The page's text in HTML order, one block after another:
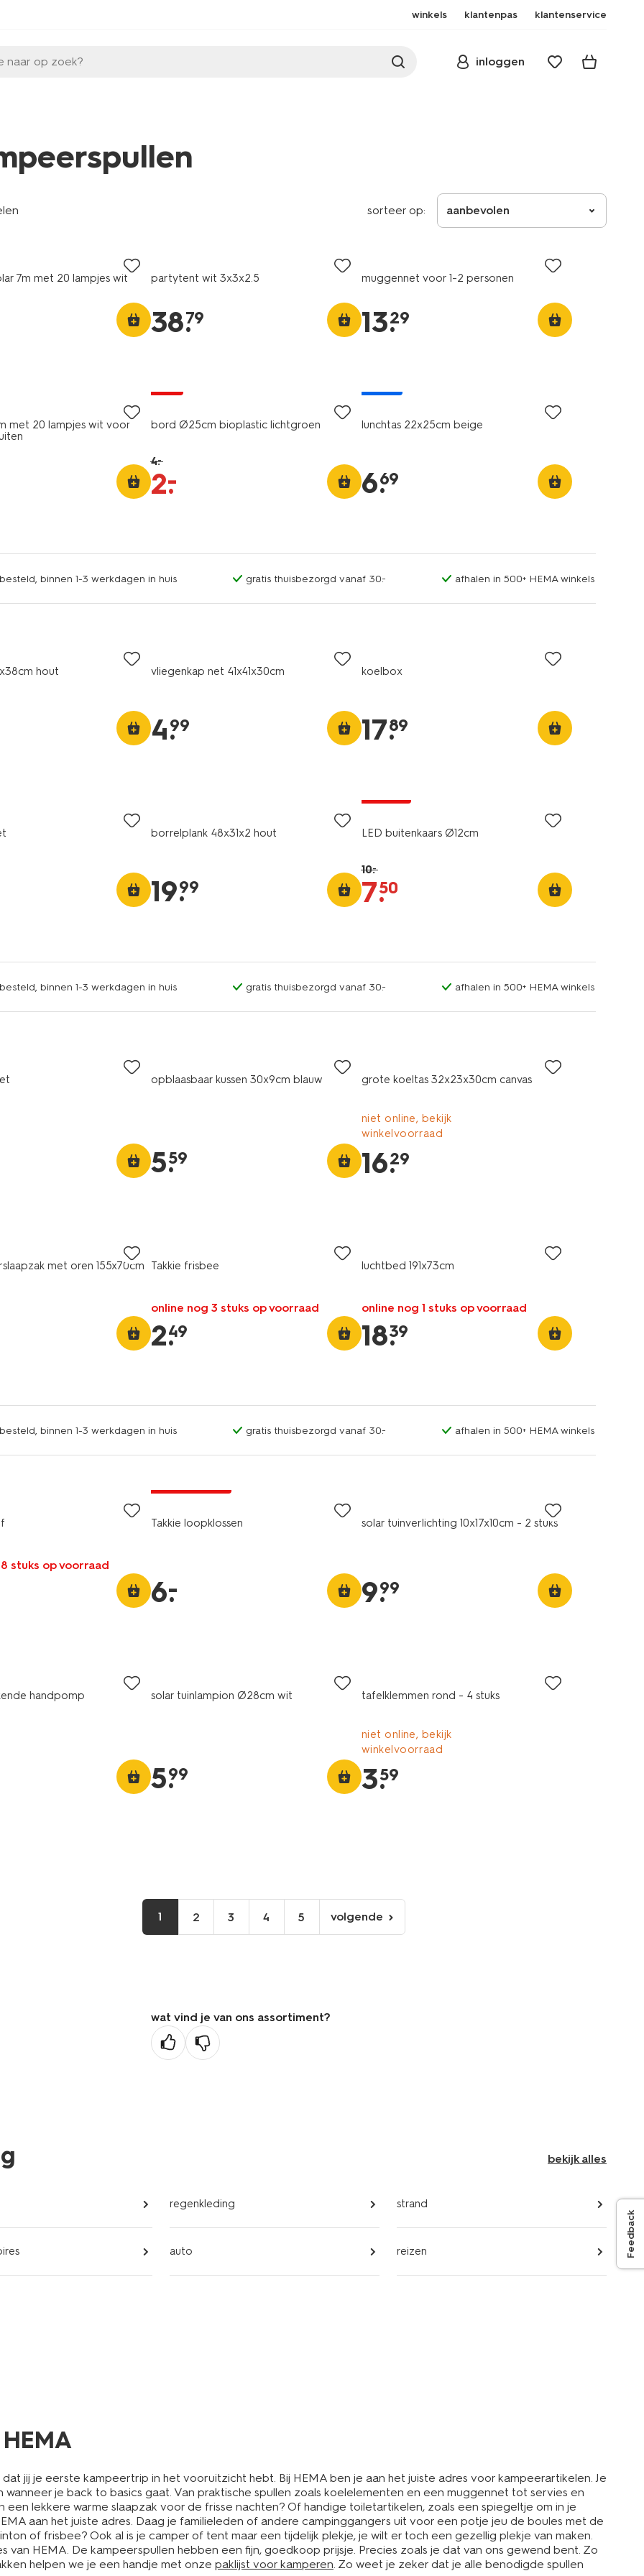
winkels klantenpas klantenservice
naar op zoek? inloggen
sorteer op: aanbevolen
7m met 20 lampjes wit
partytent wit 3x3x2.5
38.
79
muggennet voor 1-2 personen
13.
29
met 20 lampjes wit voor
bord Ø25cm bioplastic lichtgroen
4.–
2.
–
lunchtas 22x25cm beige
6.
69
binnen 1-3 werkdagen in huis gratis thuisbezorgd vanaf 30.- afhalen in 500+ HEMA winkels
hout vliegenkap net 41x41x30cm
4.
99
koelbox
17.
89
borrelplank 48x31x2 hout
19.
99
LED buitenkaars Ø12cm
10.–
7.
50
binnen 1-3 werkdagen in huis gratis thuisbezorgd vanaf 30.- afhalen in 500+ HEMA winkels
opblaasbaar kussen 30x9cm blauw
5.
59
grote koeltas 32x23x30cm canvas
niet online, bekijk
winkelvoorraad
16.
29
met oren 155x70cm Takkie frisbee
online nog 3 stuks op voorraad
2.
49
luchtbed 191x73cm
online nog 1 stuks op voorraad
18.
39
binnen 1-3 werkdagen in huis gratis thuisbezorgd vanaf 30.- afhalen in 500+ HEMA winkels
stuks op voorraad
Takkie loopklossen
6.
–
solar tuinverlichting 10x17x10cm - 2 stuks
9.
99
handpomp solar tuinlampion Ø28cm wit
5.
99
tafelklemmen rond - 4 stuks
niet online, bekijk
winkelvoorraad
3.
59
1 2 3 4 5
volgende
pagina
volgende
wat vind je van ons assortiment?
Feedback
bekijk alles
regenkleding strand
auto reizen
jij je eerste kampeertrip in het vooruitzicht hebt. Bij HEMA ben je aan het juiste adres voor kampeerartikelen. Je
je back to basics gaat. Van praktische spullen zoals koelelementen en een muggennet tot servies en
lekkere warme slaapzak voor de frisse nachten? Of handige toiletartikelen, zoals een spiegeltje om in je
aan het juiste adres. Daag je familieleden of andere campinggangers uit voor een potje jeu de boules met de
of frisbee? Ook al is je camper of tent maar een tijdelijk plekje, je wilt er toch een gezellig plekje van maken.
van HEMA. De kampeerspullen hebben een fijn, goedkoop prijsje. Precies zoals je dat van ons gewend bent. Zo
helpen we je een handje met onze paklijst voor kamperen. Zo weet je zeker dat je alle benodigde spullen